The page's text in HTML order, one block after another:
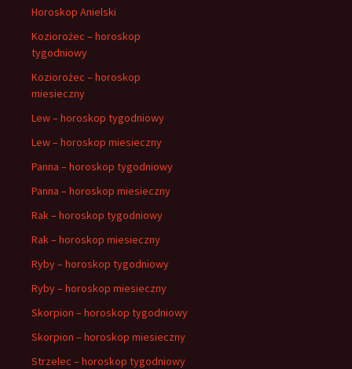
Horoskop Anielski
Koziorożec – horoskop
tygodniowy
Koziorożec – horoskop
miesieczny
Lew – horoskop tygodniowy
Lew – horoskop miesieczny
Panna – horoskop tygodniowy
Panna – horoskop miesieczny
Rak – horoskop tygodniowy
Rak – horoskop miesieczny
Ryby – horoskop tygodniowy
Ryby – horoskop miesieczny
Skorpion – horoskop tygodniowy
Skorpion – horoskop miesieczny
Strzelec – horoskop tygodniowy